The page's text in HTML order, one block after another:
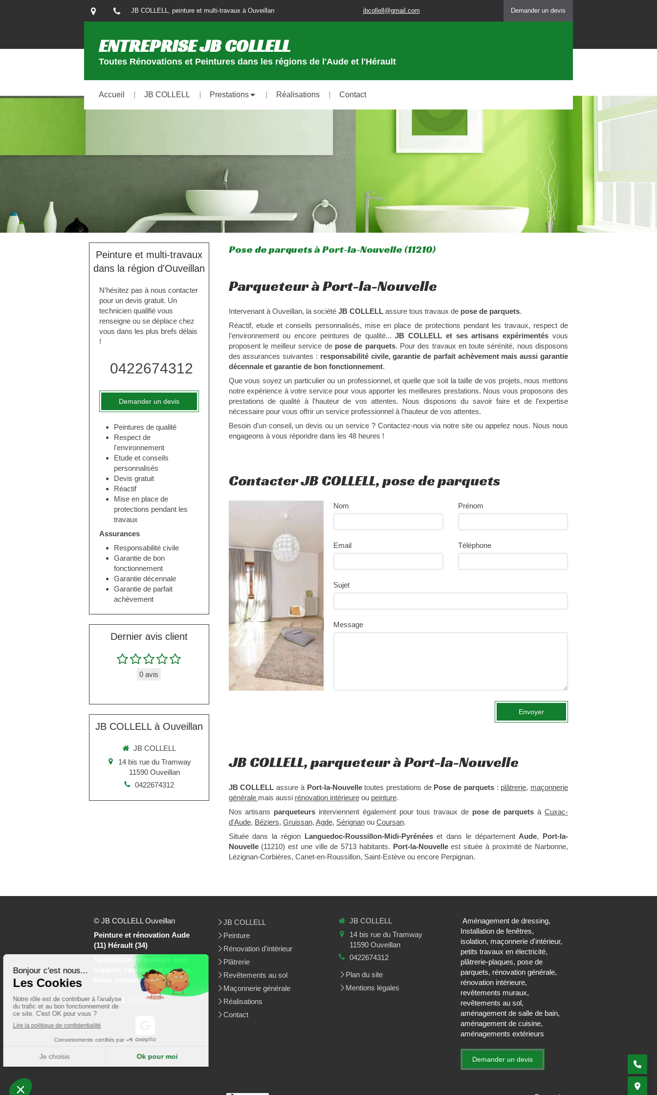
JB COLLELL, peinture et multi-travaux à Ouveillan jbcollell@gmail.com Demander un devis
ENTREPRISE JB COLLELL
Toutes Rénovations et Peintures dans les régions de l'Aude et l'Hérault
Accueil JB COLLELL Prestations Réalisations Contact
Pose de parquets à Port-la-Nouvelle (11210)
Parqueteur à Port-la-Nouvelle
Intervenant à Ouveillan, la société JB COLLELLassure tous travaux de pose de parquets.
Réactif, etude et conseils personnalisés, mise en place de protections pendant les travaux, respect de
l'environnement ou encore peintures de qualité...JB COLLELL et ses artisans expérimentés vous
proposent le meilleur service de pose de parquets. Pour des travaux en toute sérénité, nous disposons
des assurances suivantes : responsabilité civile, garantie de parfait achèvement mais aussi garantie
décennale et garantie de bon fonctionnement.
Que vous soyez un particulier ou un professionnel, et quelle que soit la taille de vos projets, nous mettons
notre expérience à votre service pour vous apporter les meilleures prestations. Nous vous proposons des
prestations de qualité à l'hauteur de vos attentes. Nous disposons du savoir faire et de l’expertise
nécessaire pour vous offrir un service professionnel à l'hauteur de vos attentes.
Besoin d'un conseil, un devis ou un service ? Contactez-nous via notre site ou appelez nous. Nous nous
engageons à vous répondre dans les 48 heures !
Contacter JB COLLELL, pose de parquets
Nom Prénom
Email Téléphone
Sujet
Message
Envoyer
JB COLLELL, parqueteur à Port-la-Nouvelle
JB COLLELL assure à Port-la-Nouvelletoutes prestations de Pose de parquets: plâtrerie, maçonnerie
générale mais aussi rénovation intérieureou peinture.
Nos artisans parqueteurs interviennent également pour tous travaux de pose de parquets àCuxac-
d'Aude, Béziers, Gruissan, Agde, Sérignanou Coursan.
Située dans la région Languedoc-Roussillon-Midi-Pyrénéeset dans le département Aude, Port-la-
Nouvelle(11210) est une ville de 5713 habitants. Port-la-Nouvelleest située à proximité de Narbonne,
Lézignan-Corbières, Canet-en-Roussillon, Saint-Estève ou encore Perpignan.
Peinture et multi-travaux
dans la région d'Ouveillan
N'hésitez pas à nous contacter
pour un devis gratuit. Un
technicien qualifié vous
renseigne ou se déplace chez
vous dans les plus brefs délais
!
0422674312
Demander un devis
Peintures de qualité
Respect de
l'environnement
Etude et conseils
personnalisés
Devis gratuit
Réactif
Mise en place de
protections pendant les
travaux
Assurances
Responsabilité civile
Garantie de bon
fonctionnement
Garantie décennale
Garantie de parfait
achèvement
Dernier avis client
0 avis
JB COLLELL à Ouveillan
JB COLLELL
14 bis rue du Tramway
11590 Ouveillan
0422674312
© JB COLLELL Ouveillan
Peinture et rénovation Aude
(11) Hérault (34)
Spécialiste en peinture tout
support, revêtement muraux.
Nous consulter
©2021 JB COLLELL
JB COLLELL
Peinture
Rénovation d'intérieur
Plâtrerie
Revêtements au sol
Maçonnerie générale
Réalisations
Contact
JB COLLELL
14 bis rue du Tramway
11590 Ouveillan
0422674312
Plan du site
Mentions légales
Aménagement de dressing,
Installation de fenêtres,
isolation, maçonnerie d'intérieur,
petits travaux en électricité,
plâtrerie-plaques, pose de
parquets, rénovation générale,
rénovation intérieure,
revêtements muraux,
revêtements au sol,
aménagement de salle de bain,
aménagement de cuisine,
aménagements extérieurs
Demander un devis